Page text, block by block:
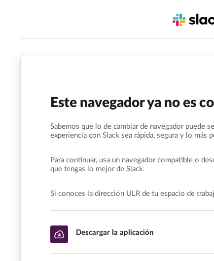
Este navegador ya no es
Sabemos que lo de cambiar de navegador puede
experiencia con Slack sea rápida, segura y lo más
Para continuar, usa un navegador compatible o
que tengas lo mejor de Slack.
Si conoces la dirección ULR de tu espacio de
Descargar la aplicación